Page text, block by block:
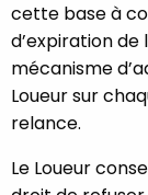
cette base à
d’expiration
mécanisme
Loueur sur
relance.
Le Loueur